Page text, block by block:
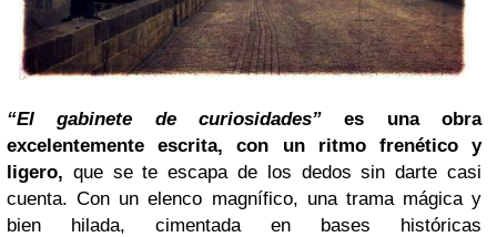
“El gabinete de curiosidades” es una obra
excelentemente escrita, con un ritmo frenético y
ligero, que se te escapa de los dedos sin darte casi
cuenta. Con un elenco magnífico, una trama mágica y
bien hilada, cimentada en bases históricas